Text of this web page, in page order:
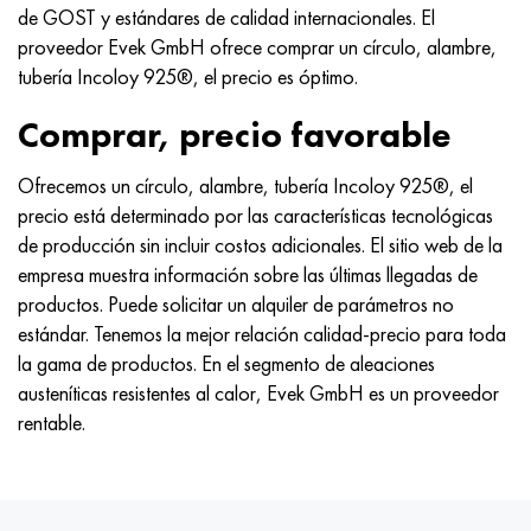
de GOST y estándares de calidad internacionales. El
proveedor Evek GmbH ofrece comprar un círculo, alambre,
tubería Incoloy 925®, el precio es óptimo.
Comprar, precio favorable
Ofrecemos un círculo, alambre, tubería Incoloy 925®, el
precio está determinado por las características tecnológicas
de producción sin incluir costos adicionales. El sitio web de la
empresa muestra información sobre las últimas llegadas de
productos. Puede solicitar un alquiler de parámetros no
estándar. Tenemos la mejor relación calidad-precio para toda
la gama de productos. En el segmento de aleaciones
austeníticas resistentes al calor, Evek GmbH es un proveedor
rentable.
MP159
multimetro n155
Nicrofer 5923 hMo
Nicrofer 6030
Nitronik 40
Nitronik 50
Nitrónico 60
Nitronik 75
56DGNH
68NKhVKTYu
79NM, Lupa 7904
80NM
80NMV-VI
80NHS
81HMA
Tipos de aleaciones de precisión
HN73MBTYu
XN70YU
HN75MBTYu
XN75TBYu
XN77TYu
XN77TYUR
ХН78Т
HN80TBY
5B
TL5
A LAS 6
TS-6
14 titanio
SP-17
40 titanio
1.4567 - AISI 304Cu
1.4570-aisi303Cu
1.4574 - Aleación PH 15-7 Mo®
1.4580 - AISI 316Cb
1.4597 - AISI 204Cu
Aleación 28 - 1.4563
Aleación 31 - 1.4562
Aleación 254smo® - 1.4547
15X16H2AM
18X11MNFB
18X12VMBFR
20X12VNMF
20Х3FMI
21NKMT
37X12N8G8MFB
40X10X2M
30X, AISI 5130, 30h
30hgs, 30hgs
30hgsa, 30hgsa
30hgsn2a, 30hgsna
30xn2ma, 30CrNiMo8
30хн3а, 31nicr14
34khn3ma, 36NiCrMo16, 35NiCrMo16
35hgs, 35hgs